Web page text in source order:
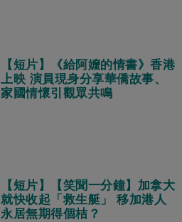
【短片】《給阿嬤的情書》香港
上映 演員現身分享華僑故事、
家國情懷引觀眾共鳴
【短片】【笑聞一分鐘】加拿大
就快收起「救生艇」 移加港人
永居無期得個桔？